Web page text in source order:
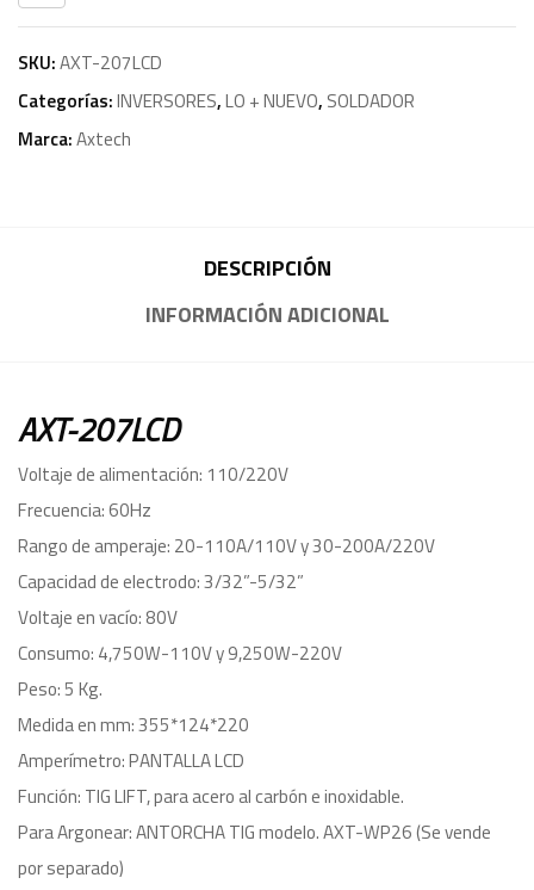
SKU:AXT-207LCD
Categorías:INVERSORES,LO + NUEVO, SOLDADOR
Marca:Axtech
DESCRIPCIÓN
INFORMACIÓN ADICIONAL
AXT-207LCD
Voltaje de alimentación: 110/220V
Frecuencia: 60Hz
Rango de amperaje: 20-110A/110V y 30-200A/220V
Capacidad de electrodo: 3/32”-5/32”
Voltaje en vacío: 80V
Consumo: 4,750W-110V y 9,250W-220V
Peso: 5 Kg.
Medida en mm: 355*124*220
Amperímetro: PANTALLA LCD
Función: TIG LIFT, para acero al carbón e inoxidable.
Para Argonear: ANTORCHA TIG modelo. AXT-WP26 (Se vende
por separado)